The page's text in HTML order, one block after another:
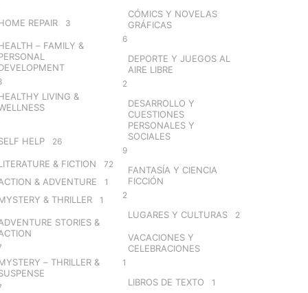
REPAIR 3
– FAMILY &
LIVING &
HELP 26
& FICTION 72
& ADVENTURE 1
& THRILLER 1
STORIES &
– THRILLER &
CÓMICS Y NOVELAS
GRÁFICAS
6
DEPORTE Y JUEGOS AL
AIRE LIBRE
2
DESARROLLO Y
CUESTIONES
PERSONALES Y
SOCIALES
9
FANTASÍA Y CIENCIA
FICCIÓN
2
LUGARES Y CULTURAS 2
VACACIONES Y
CELEBRACIONES
1
LIBROS DE TEXTO 1